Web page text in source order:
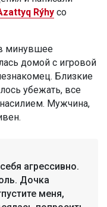
Rýhy со
минувшее
домой с игровой
Близкие
убежать, все
Мужчина,
агрессивно.
Дочка
меня,